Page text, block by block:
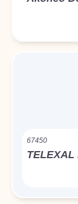
67450
TELEXAL